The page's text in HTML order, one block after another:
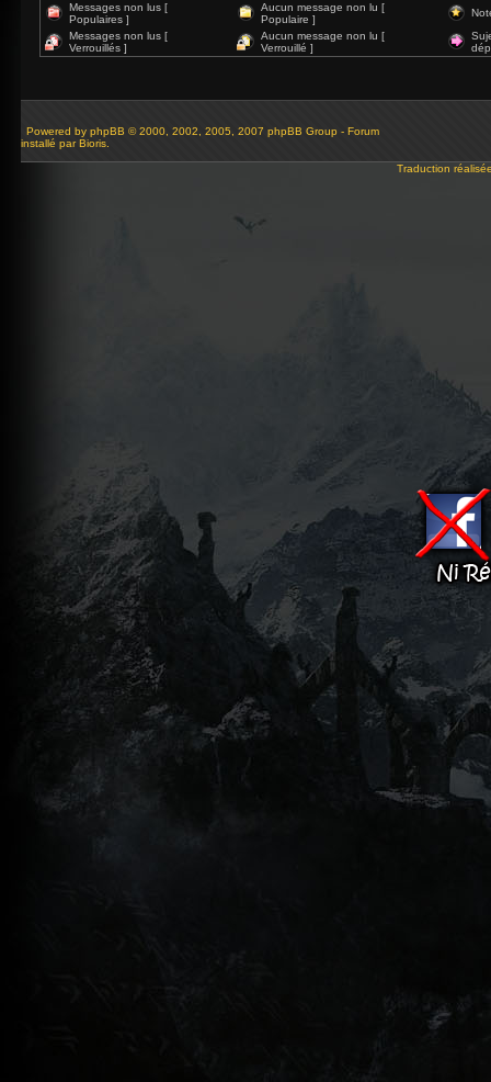
Messages non lus [
Populaires ]
Aucun message non lu [
Populaire ]
Messages non lus [
Verrouillés ]
Aucun message non lu [
Verrouillé ]
Powered by phpBB © 2000, 2002, 2005, 2007 phpBB Group - Forum
installé par Bioris.
Traduction